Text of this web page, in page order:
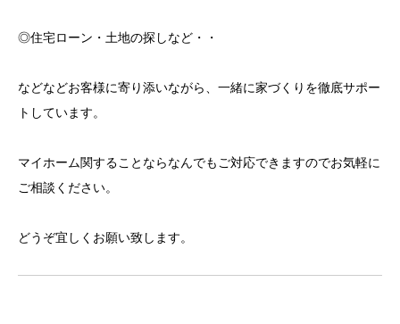
◎住宅ローン・土地の探しなど・・
などなどお客様に寄り添いながら、一緒に家づくりを徹底サポー
トしています。
マイホーム関することならなんでもご対応できますのでお気軽に
ご相談ください。
どうぞ宜しくお願い致します。